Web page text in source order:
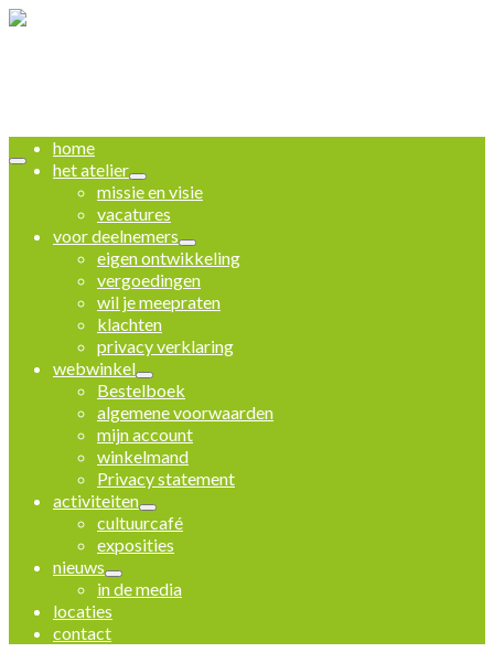
home
het atelier
missie en visie
vacatures
voor deelnemers
eigen ontwikkeling
vergoedingen
wil je meepraten
klachten
privacy verklaring
webwinkel
Bestelboek
algemene voorwaarden
mijn account
winkelmand
Privacy statement
activiteiten
cultuurcafé
exposities
nieuws
in de media
locaties
contact